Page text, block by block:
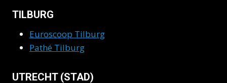
TILBURG
Euroscoop Tilburg
Pathé Tilburg
UTRECHT (STAD)